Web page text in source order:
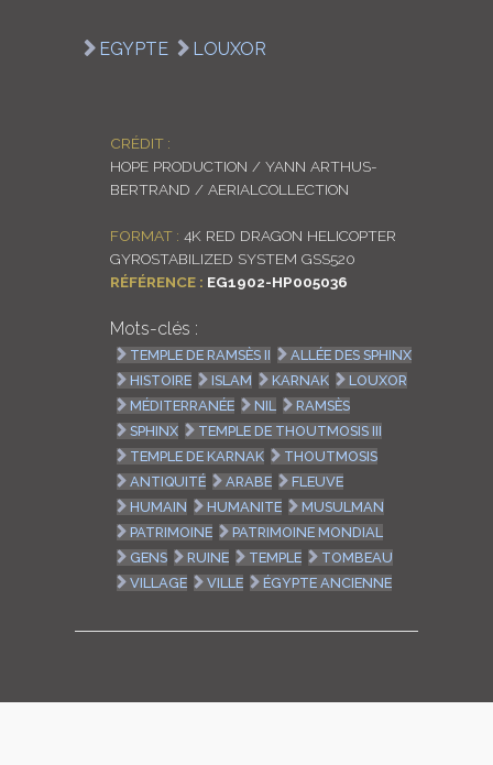
EGYPTE LOUXOR
CRÉDIT :
HOPE PRODUCTION / YANN ARTHUS-
BERTRAND / AERIALCOLLECTION
FORMAT : 4K RED DRAGON HELICOPTER
GYROSTABILIZED SYSTEM GSS520
RÉFÉRENCE : EG1902-HP005036
Mots-clés :
TEMPLE DE RAMSÈS II
ALLÉE DES SPHINX
HISTOIRE
ISLAM KARNAK
LOUXOR
MÉDITERRANÉE
NIL
RAMSÈS
SPHINX
TEMPLE DE THOUTMOSIS III
TEMPLE DE KARNAK
THOUTMOSIS
ANTIQUITÉ
ARABE
FLEUVE
HUMAIN
HUMANITE
MUSULMAN
PATRIMOINE
PATRIMOINE MONDIAL
GENS
RUINE TEMPLE
TOMBEAU
VILLAGE
VILLE ÉGYPTE ANCIENNE